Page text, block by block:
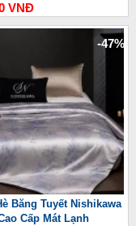
VNĐ
-47%
Băng Tuyết Nishikawa
Cấp Mát Lạnh